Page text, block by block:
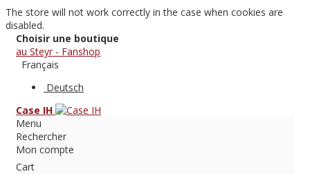
The store will not work correctly in the case when cookies are
disabled.
Choisir une boutique
au Steyr - Fanshop
Français
Deutsch
Case IH
Menu
Rechercher
Mon compte
Cart